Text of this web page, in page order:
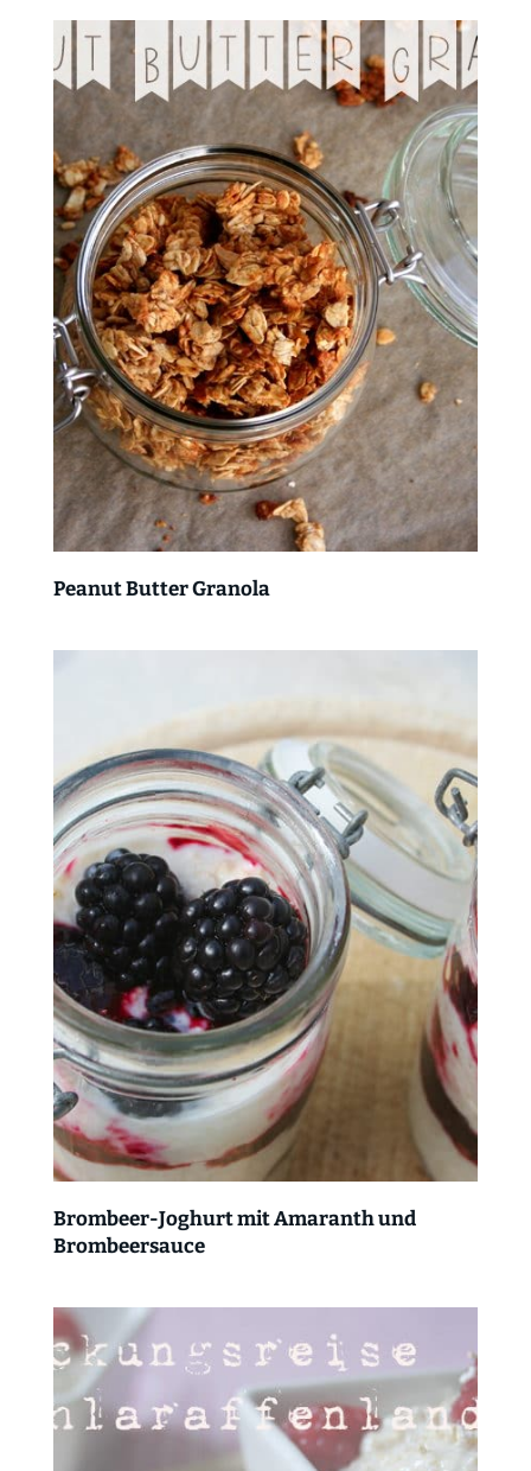
Peanut Butter Granola
Brombeer-Joghurt mit Amaranth und
Brombeersauce